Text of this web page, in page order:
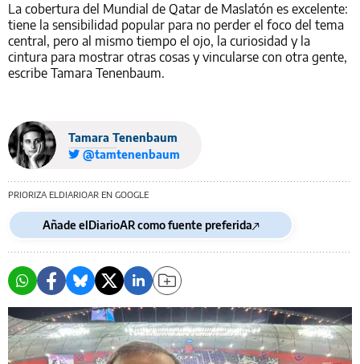
La cobertura del Mundial de Qatar de Maslatón es excelente:
tiene la sensibilidad popular para no perder el foco del tema
central, pero al mismo tiempo el ojo, la curiosidad y la
cintura para mostrar otras cosas y vincularse con otra gente,
escribe Tamara Tenenbaum.
Tamara Tenenbaum
@tamtenenbaum
PRIORIZA ELDIARIOAR EN GOOGLE
Añade elDiarioAR como fuente preferida